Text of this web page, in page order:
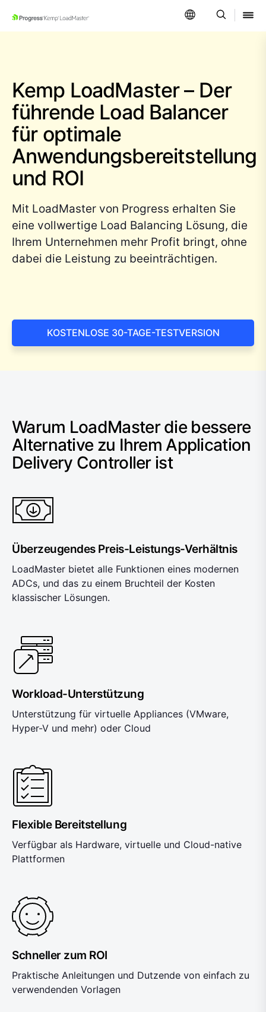
SKIP NAVIGATION
Kemp LoadMaster – Der
führende Load Balancer
für optimale
Anwendungsbereitstellung
und ROI
Mit LoadMaster von Progress erhalten Sie
eine vollwertige Load Balancing Lösung, die
Ihrem Unternehmen mehr Profit bringt, ohne
dabei die Leistung zu beeinträchtigen.
KOSTENLOSE 30-TAGE-TESTVERSION
Warum LoadMaster die bessere
Alternative zu Ihrem Application
Delivery Controller ist
Überzeugendes Preis-Leistungs-Verhältnis
LoadMaster bietet alle Funktionen eines modernen
ADCs, und das zu einem Bruchteil der Kosten
klassischer Lösungen.
Workload-Unterstützung
Unterstützung für virtuelle Appliances (VMware,
Hyper-V und mehr) oder Cloud
Flexible Bereitstellung
Verfügbar als Hardware, virtuelle und Cloud-native
Plattformen
Schneller zum ROI
Praktische Anleitungen und Dutzende von einfach zu
verwendenden Vorlagen